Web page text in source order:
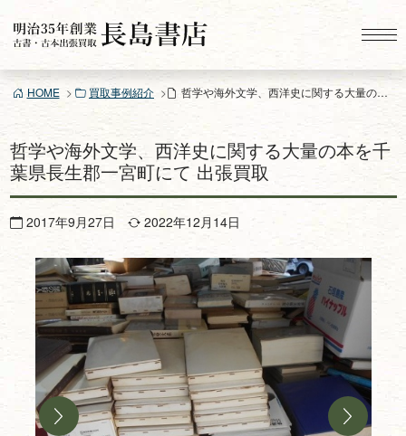
ン
ツ
ス
キ
ッ
HOME 買取事例紹介 哲学や海外文学、西洋史に関する大量の本を千葉県長生郡一宮町にて 出張買取
哲学や海外文学、西洋史に関する大量の本を千
葉県長生郡一宮町にて 出張買取
2017年9月27日 2022年12月14日